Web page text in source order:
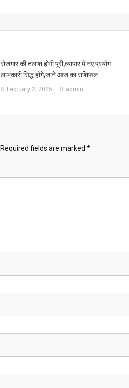
रोजगार की तलाश होगी पूरी,व्यापार में नए प्रयोग
लाभकारी सिद्ध होंगे,जाने आज का राशिफल
February 2, 2025 admin
Required fields are marked *